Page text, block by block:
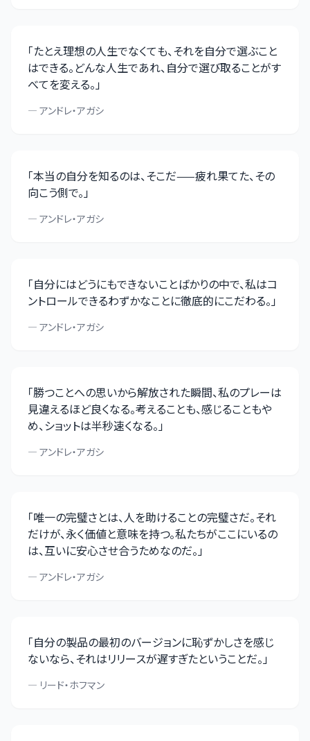
「たとえ理想の人生でなくても、それを自分で選ぶこと
はできる。どんな人生であれ、自分で選び取ることがす
べてを変える。」
— アンドレ・アガシ
「本当の自分を知るのは、そこだ——疲れ果てた、その
向こう側で。」
— アンドレ・アガシ
「自分にはどうにもできないことばかりの中で、私はコ
ントロールできるわずかなことに徹底的にこだわる。」
— アンドレ・アガシ
「勝つことへの思いから解放された瞬間、私のプレーは
見違えるほど良くなる。考えることも、感じることもや
め、ショットは半秒速くなる。」
— アンドレ・アガシ
「唯一の完璧さとは、人を助けることの完璧さだ。それ
だけが、永く価値と意味を持つ。私たちがここにいるの
は、互いに安心させ合うためなのだ。」
— アンドレ・アガシ
「自分の製品の最初のバージョンに恥ずかしさを感じ
ないなら、それはリリースが遅すぎたということだ。」
— リード・ホフマン